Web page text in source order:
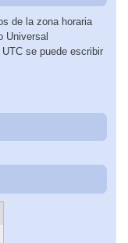
de la zona horaria
Universal
se puede escribir